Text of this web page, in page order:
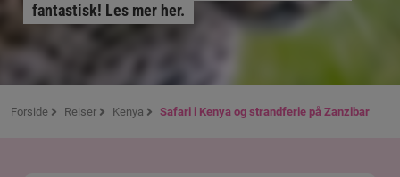
fantastisk! Les mer her.
Forside Reiser Kenya Safari i Kenya og strandferie på Zanzibar